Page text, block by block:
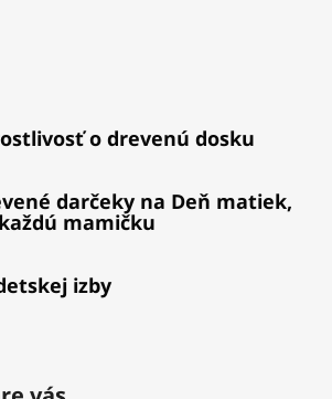
o drevenú dosku
darčeky na Deň matiek,
mamičku
izby